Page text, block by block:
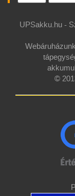
UPSakku.hu -
©